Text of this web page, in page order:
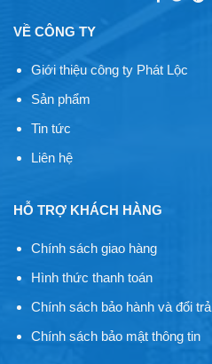
VỀ CÔNG TY
Giới thiệu công ty Phát Lộc
Sản phẩm
Tin tức
Liên hệ
HỖ TRỢ KHÁCH HÀNG
Chính sách giao hàng
Hình thức thanh toán
Chính sách bảo hành và đổi trả
Chính sách bảo mật thông tin